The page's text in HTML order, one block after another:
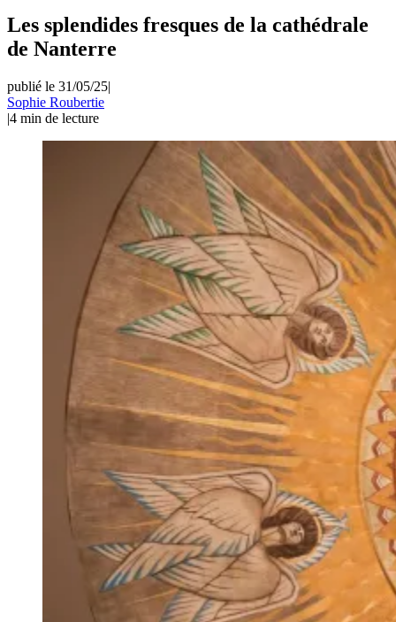
Les splendides fresques de la cathédrale
de Nanterre
publié le 31/05/25|
Sophie Roubertie
|4 min de lecture